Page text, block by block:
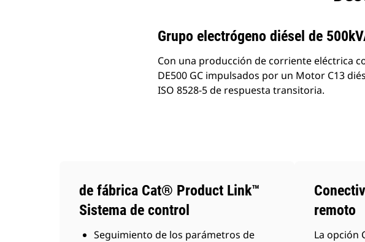
Grupo electrógeno diésel de
Con una producción de corriente eléctrica
DE500 GC impulsados por un Motor C13
ISO 8528-5 de respuesta transitoria.
de fábrica Cat® Product Link™
Sistema de control
Seguimiento de los parámetros de
remoto
La opción